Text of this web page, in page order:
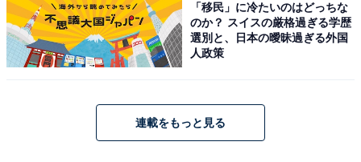
「移民」に冷たいのはどっちな
のか？ スイスの厳格過ぎる学歴
選別と、日本の曖昧過ぎる外国
人政策
連載をもっと見る